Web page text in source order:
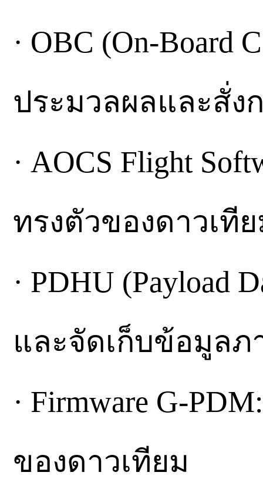
· OBC (On-Board
ประมวลผลและสั่ง
· AOCS Flight
ทรงตัวของดาวเที
· PDHU (Payload
และจัดเก็บข้อมูลภ
· Firmware G-
ของดาวเทียม